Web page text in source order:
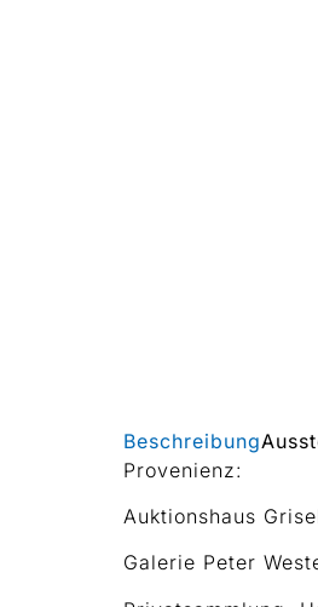
Beschreibung
Provenienz:
Auktionshaus
Galerie Peter